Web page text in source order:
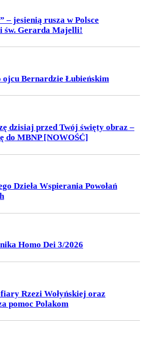
– jesienią rusza w Polsce
św. Gerarda Majelli!
ojcu Bernardzie Łubieńskim
dzisiaj przed Twój święty obraz –
do MBNP [NOWOŚĆ]
Dzieła Wspierania Powołań
Homo Dei 3/2026
Rzezi Wołyńskiej oraz
pomoc Polakom